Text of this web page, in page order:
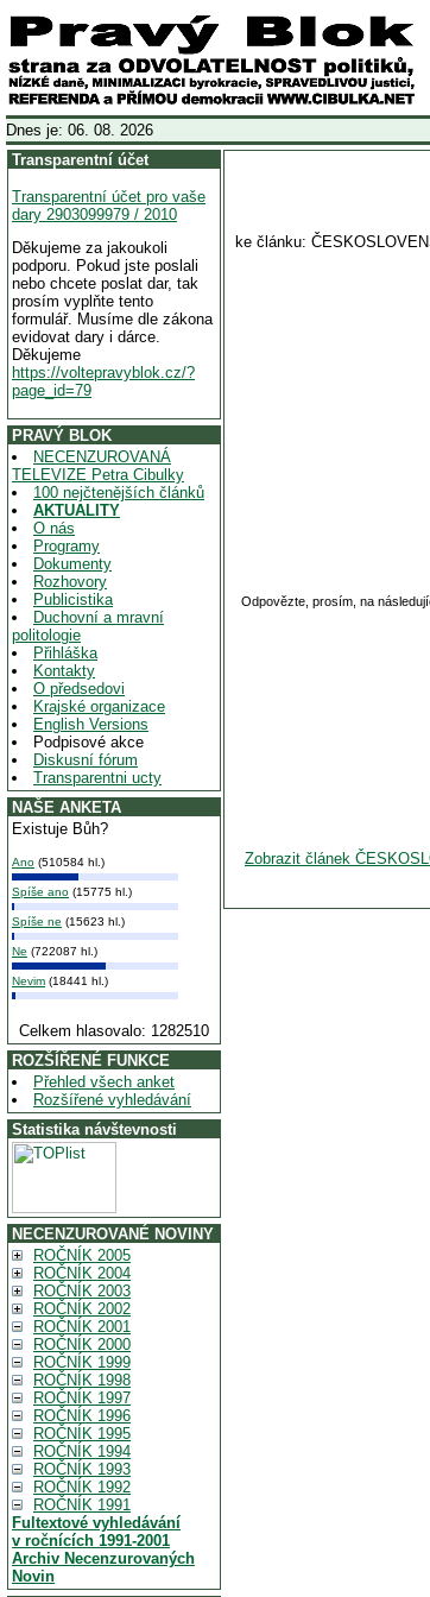
Dnes je: 06. 08. 2026
Transparentní účet
Transparentní účet pro vaše
dary 2903099979 / 2010
Děkujeme za jakoukoli
podporu. Pokud jste poslali
nebo chcete poslat dar, tak
prosím vyplňte tento
formulář. Musíme dle zákona
evidovat dary i dárce.
Děkujeme
https://voltepravyblok.cz/?
page_id=79
PRAVÝ BLOK
NECENZUROVANÁ
TELEVIZE Petra Cibulky
100 nejčtenějších článků
AKTUALITY
O nás
Programy
Dokumenty
Rozhovory
Publicistika
Duchovní a mravní
politologie
Přihláška
Kontakty
O předsedovi
Krajské organizace
English Versions
Podpisové akce
Diskusní fórum
Transparentni ucty
NAŠE ANKETA
Existuje Bůh?
Ano (510584 hl.)
Spíše ano (15775 hl.)
Spíše ne (15623 hl.)
Ne (722087 hl.)
Nevim (18441 hl.)
Celkem hlasovalo: 1282510
ROZŠÍŘENÉ FUNKCE
Přehled všech anket
Rozšířené vyhledávání
Statistika návštevnosti
NECENZUROVANÉ NOVINY
ROČNÍK 2005
ROČNÍK 2004
ROČNÍK 2003
ROČNÍK 2002
ROČNÍK 2001
ROČNÍK 2000
ROČNÍK 1999
ROČNÍK 1998
ROČNÍK 1997
ROČNÍK 1996
ROČNÍK 1995
ROČNÍK 1994
ROČNÍK 1993
ROČNÍK 1992
ROČNÍK 1991
Fultextové vyhledávání
v ročnících 1991-2001
Archiv Necenzurovaných
Novin
ke článku:
Odpovězte, prosím, na
Zobrazit článek